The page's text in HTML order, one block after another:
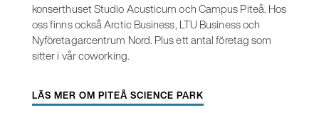
konserthuset Studio Acusticum och Campus Piteå. Hos
oss finns också Arctic Business, LTU Business och
Nyföretagarcentrum Nord. Plus ett antal företag som
sitter i vår coworking.
LÄS MER OM PITEÅ SCIENCE PARK